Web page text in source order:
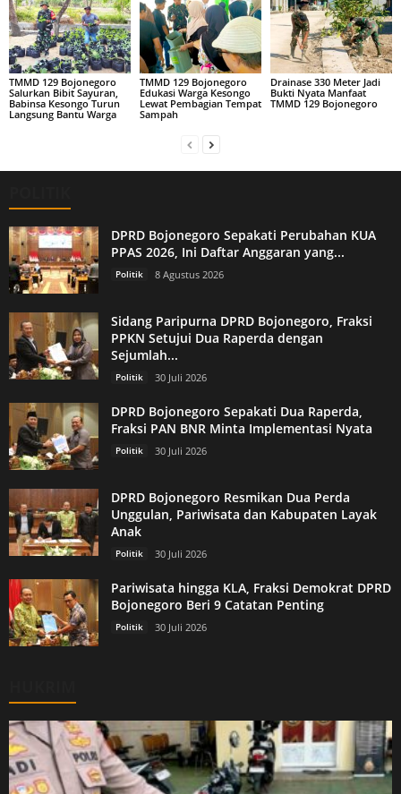
TMMD 129 Bojonegoro
Salurkan Bibit Sayuran,
Babinsa Kesongo Turun
Langsung Bantu Warga
TMMD 129 Bojonegoro
Edukasi Warga Kesongo
Lewat Pembagian Tempat
Sampah
Drainase 330 Meter Jadi
Bukti Nyata Manfaat
TMMD 129 Bojonegoro
DPRD Bojonegoro Sepakati Perubahan KUA
PPAS 2026, Ini Daftar Anggaran yang...
Politik 8 Agustus 2026
Sidang Paripurna DPRD Bojonegoro, Fraksi
PPKN Setujui Dua Raperda dengan
Sejumlah...
Politik 30 Juli 2026
DPRD Bojonegoro Sepakati Dua Raperda,
Fraksi PAN BNR Minta Implementasi Nyata
Politik 30 Juli 2026
DPRD Bojonegoro Resmikan Dua Perda
Unggulan, Pariwisata dan Kabupaten Layak
Anak
Politik 30 Juli 2026
Pariwisata hingga KLA, Fraksi Demokrat DPRD
Bojonegoro Beri 9 Catatan Penting
Politik 30 Juli 2026